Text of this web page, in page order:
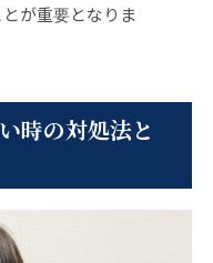
が重要となりま
時の対処法と